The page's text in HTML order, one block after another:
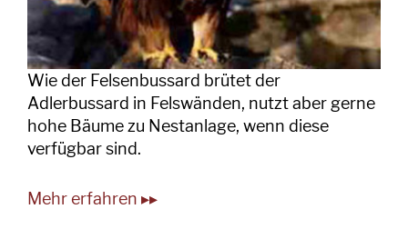
Wie der Felsenbussard brütet der
Adlerbussard in Felswänden, nutzt aber gerne
hohe Bäume zu Nestanlage, wenn diese
verfügbar sind.
Mehr erfahren ▸▸